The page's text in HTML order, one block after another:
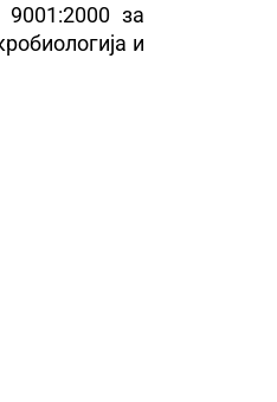
9001:2000 за
и